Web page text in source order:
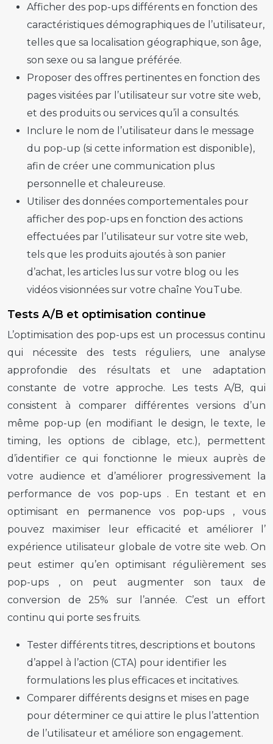
Afficher des pop-ups différents en fonction des
caractéristiques démographiques de l’utilisateur,
telles que sa localisation géographique, son âge,
son sexe ou sa langue préférée.
Proposer des offres pertinentes en fonction des
pages visitées par l’utilisateur sur votre site web,
et des produits ou services qu’il a consultés.
Inclure le nom de l’utilisateur dans le message
du pop-up (si cette information est disponible),
afin de créer une communication plus
personnelle et chaleureuse.
Utiliser des données comportementales pour
afficher des pop-ups en fonction des actions
effectuées par l’utilisateur sur votre site web,
tels que les produits ajoutés à son panier
d’achat, les articles lus sur votre blog ou les
vidéos visionnées sur votre chaîne YouTube.
Tests A/B et optimisation continue
L’optimisation des pop-ups est un processus continu
qui nécessite des tests réguliers, une analyse
approfondie des résultats et une adaptation
constante de votre approche. Les tests A/B, qui
consistent à comparer différentes versions d’un
même pop-up (en modifiant le design, le texte, le
timing, les options de ciblage, etc.), permettent
d’identifier ce qui fonctionne le mieux auprès de
votre audience et d’améliorer progressivement la
performance de vos pop-ups . En testant et en
optimisant en permanence vos pop-ups , vous
pouvez maximiser leur efficacité et améliorer l’
expérience utilisateur globale de votre site web. On
peut estimer qu’en optimisant régulièrement ses
pop-ups , on peut augmenter son taux de
conversion de 25% sur l’année. C’est un effort
continu qui porte ses fruits.
Tester différents titres, descriptions et boutons
d’appel à l’action (CTA) pour identifier les
formulations les plus efficaces et incitatives.
Comparer différents designs et mises en page
pour déterminer ce qui attire le plus l’attention
de l’utilisateur et améliore son engagement.